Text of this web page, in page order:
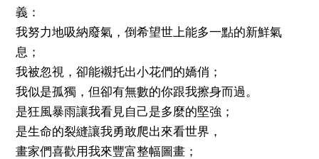
義：
我努力地吸納廢氣，倒希望世上能多一點的新鮮氣
息；
我被忽視，卻能襯托出小花們的嬌俏；
我似是孤獨，但卻有無數的你跟我擦身而過。
是狂風暴雨讓我看見自己是多麼的堅強；
是生命的裂縫讓我勇敢爬出來看世界，
畫家們喜歡用我來豐富整幅圖畫；